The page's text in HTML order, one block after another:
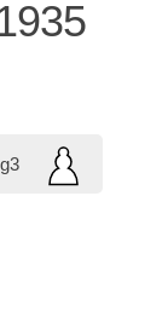
g3